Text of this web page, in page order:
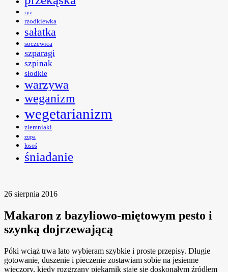
ryż
rzodkiewka
sałatka
soczewica
szparagi
szpinak
słodkie
warzywa
weganizm
wegetarianizm
ziemniaki
zupa
łosoś
śniadanie
26 sierpnia 2016
Makaron z bazyliowo-miętowym pesto i
szynką dojrzewającą
Póki wciąż trwa lato wybieram szybkie i proste przepisy. Długie
gotowanie, duszenie i pieczenie zostawiam sobie na jesienne
wieczory, kiedy rozgrzany piekarnik staje się doskonałym źródłem